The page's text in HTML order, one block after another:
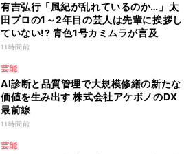
有吉弘行「風紀が乱れているのか…」太
田プロの1～2年目の芸人は先輩に挨拶し
ていない!? 青色1号カミムラが言及
11時間前
芸能
AI診断と品質管理で大規模修繕の新たな
価値を生み出す 株式会社アケボノのDX
最前線
11時間前
芸能